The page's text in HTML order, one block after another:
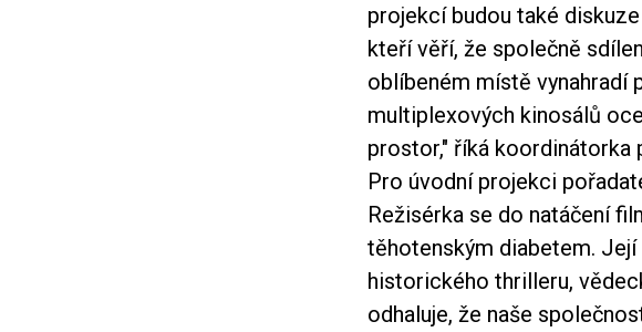
projekcí budou také
kteří věří, že společně
oblíbeném místě vynahradí
multiplexových kinosálů
prostor," říká koordinátorka
Pro úvodní projekci
Režisérka se do natáčení
těhotenským diabetem.
historického thrilleru,
odhaluje, že naše